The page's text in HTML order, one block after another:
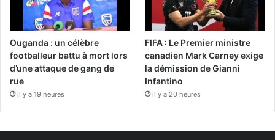
Ouganda : un célèbre
footballeur battu à mort lors
d’une attaque de gang de
rue
il y a 19 heures
FIFA : Le Premier ministre
canadien Mark Carney exige
la démission de Gianni
Infantino
il y a 20 heures